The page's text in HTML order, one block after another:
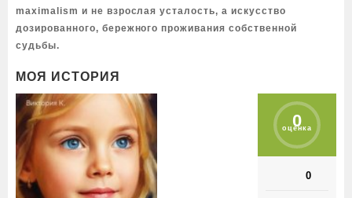
maximalism и не взрослая усталость, а искусство
дозированного, бережного проживания собственной
судьбы.
МОЯ ИСТОРИЯ
0
оценка
0